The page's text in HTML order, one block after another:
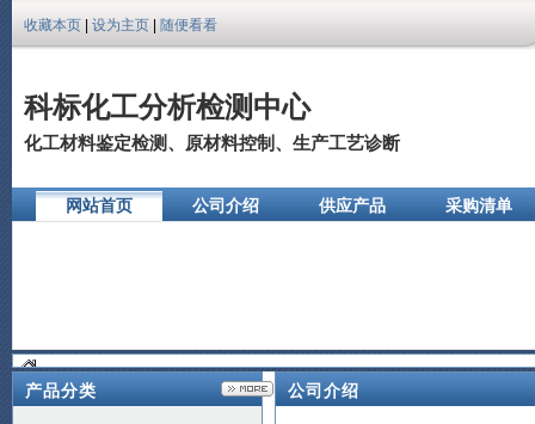
收藏本页 设为主页 随便看看
科标化工分析检测中心
化工材料鉴定检测、原材料控制、生产工艺诊断
网站首页 公司介绍 供应产品
采购清单
产品分类 公司介绍